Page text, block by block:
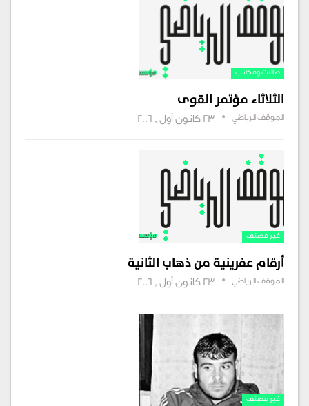
صالات ومكاتب‏‏
الثلاثاء مؤتمر القوى
الموقف الرياضي 23 كانون أول , 2006
غير مصنف
أرقام عفرينية من ذهاب الثانية
الموقف الرياضي 23 كانون أول , 2006
غير مصنف